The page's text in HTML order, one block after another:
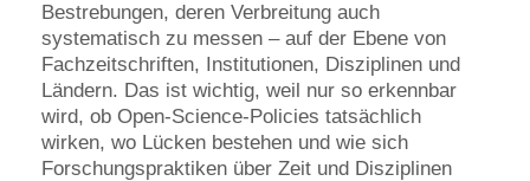
Bestrebungen, deren Verbreitung auch
systematisch zu messen – auf der Ebene von
Fachzeitschriften, Institutionen, Disziplinen und
Ländern. Das ist wichtig, weil nur so erkennbar
wird, ob Open-Science-Policies tatsächlich
wirken, wo Lücken bestehen und wie sich
Forschungspraktiken über Zeit und Disziplinen